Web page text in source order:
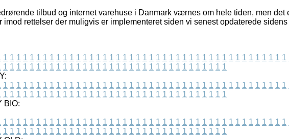
tilbud og internet varehuse i Danmark værnes om hele tiden, men det
imod rettelser der muligvis er implementeret siden vi senest opdaterede sidens
1 1 1 1 1 1 1 1 1 1 1 1 1 1 1 1 1 1 1 1 1 1 1 1 1 1 1 1 1 1 1 1 1 1 1 1 1 1 1 1 1 1 1
1 1 1 1 1 1 1 1 1 1 1 1 1 1 1 1 1 1 1 1 1 1 1 1 1 1 1 1 1 1 1 1 1 1
1 1 1 1 1 1 1 1 1 1 1 1 1 1 1 1 1 1 1 1 1 1 1 1 1 1 1 1 1 1 1 1 1 1 1 1 1 1 1 1 1 1 1
1 1 1 1 1 1 1 1 1 1 1 1 1 1 1 1 1 1 1 1 1 1 1 1 1 1 1 1 1 1 1 1 1 1
BIO:
1 1 1 1 1 1 1 1 1 1 1 1 1 1 1 1 1 1 1 1 1 1 1 1 1 1 1 1 1 1 1 1 1 1 1 1 1 1 1 1 1 1 1
1 1 1 1 1 1 1 1 1 1 1 1 1 1 1 1 1 1 1 1 1 1 1 1 1 1 1 1 1 1 1 1 1 1